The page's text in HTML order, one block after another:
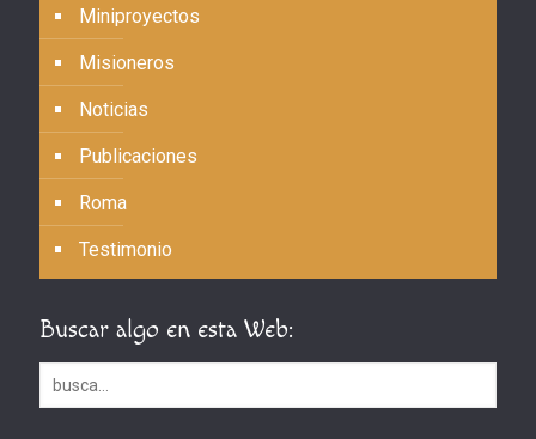
Miniproyectos
Misioneros
Noticias
Publicaciones
Roma
Testimonio
Buscar algo en esta Web: